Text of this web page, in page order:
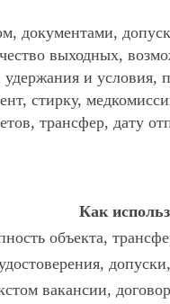
документами,
выходных,
и условия,
стирку,
трансфер, дату
Как
объекта,
вакансии,